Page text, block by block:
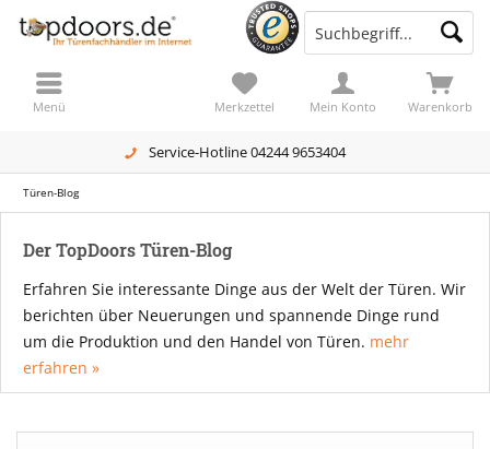
Service-Hotline 04244 9653404
Warenkorb
Merkzettel Mein Konto
Menü
Türen-Blog
Der TopDoors Türen-Blog
Erfahren Sie interessante Dinge aus der Welt der Türen. Wir
berichten über Neuerungen und spannende Dinge rund
um die Produktion und den Handel von Türen. mehr
erfahren »